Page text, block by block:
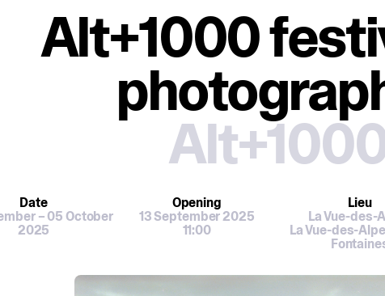
Alt+1000
Date
– 05 October
2025
Opening
13 September 2025
11:00
Lieu
La Vue-des-
La Vue-des-